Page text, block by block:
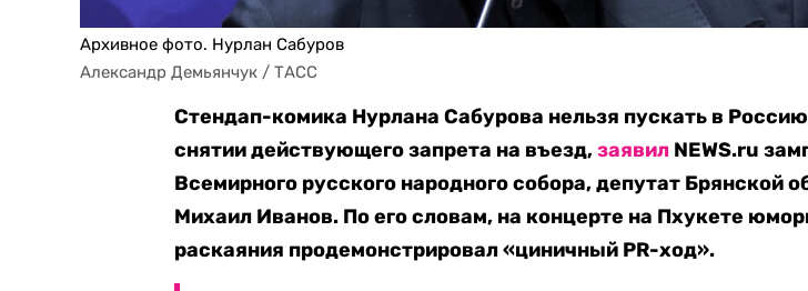
Архивное фото. Нурлан Сабуров
Александр Демьянчук / ТАСС
Стендап-комика Нурлана Сабурова нельзя пускать в
снятии действующего запрета на въезд,заявил NEWS.ru
Всемирного русского народного собора, депутат Брянской
Михаил Иванов. По его словам, на концерте на Пхукете
раскаяния продемонстрировал«циничный PR-ход».